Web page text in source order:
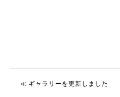
≪ ギャラリーを更新しました